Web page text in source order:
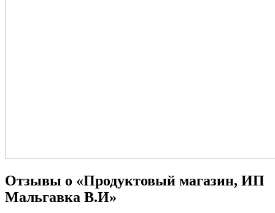
Отзывы о «Продуктовый магазин, ИП
Мальгавка В.И»